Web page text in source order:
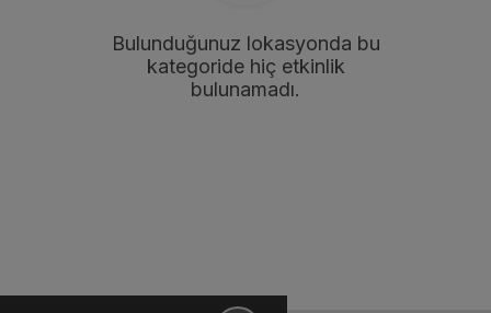
Bulunduğunuz lokasyonda bu
kategoride hiç etkinlik
bulunamadı.